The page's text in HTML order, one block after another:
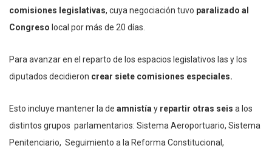
comisiones legislativas, cuya negociación tuvo paralizado al
Congreso local por más de 20 días.
Para avanzar en el reparto de los espacios legislativos las y los
diputados decidieron crear siete comisiones especiales.
Esto incluye mantener la de amnistíay repartir otras seis a los
distintos grupos parlamentarios: Sistema Aeroportuario, Sistema
Penitenciario, Seguimiento a la Reforma Constitucional,